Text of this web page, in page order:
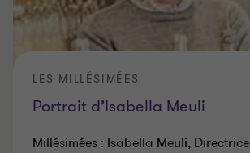
Portrait d’Isabella Meuli
LES MILLÉSIMÉES
Millésimées : Isabella Meuli, Directrice